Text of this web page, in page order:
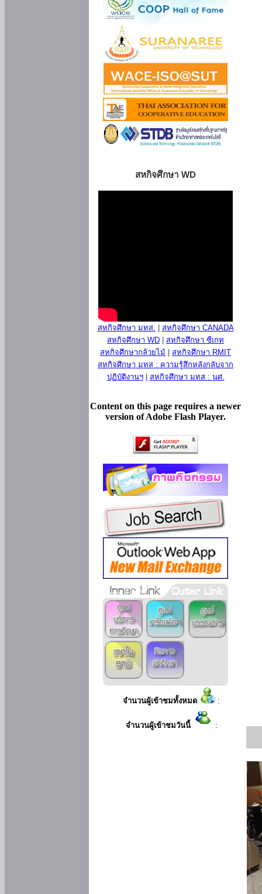
สหกิจศึกษา WD
สหกิจศึกษา มทส.
สหกิจศึกษา CANADA
สหกิจศึกษา WD
สหกิจศึกษา ซีเกท
สหกิจศึกษากล้วยไม้
สหกิจศึกษา RMIT
สหกิจศึกษา มทส : ความรู้สึกหลังกลับจาก
ปฏิบัติงานฯ| สหกิจศึกษา มทส : นศ.
Content on this page requires a newer
version of Adobe Flash Player.
จำนวนผู้เข้าชมทั้งหมด :
จำนวนผู้เข้าชมวันนี้ :